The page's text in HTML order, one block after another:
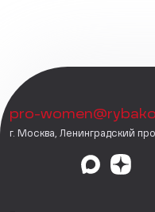
pro-
г. Москва, Ленинградский